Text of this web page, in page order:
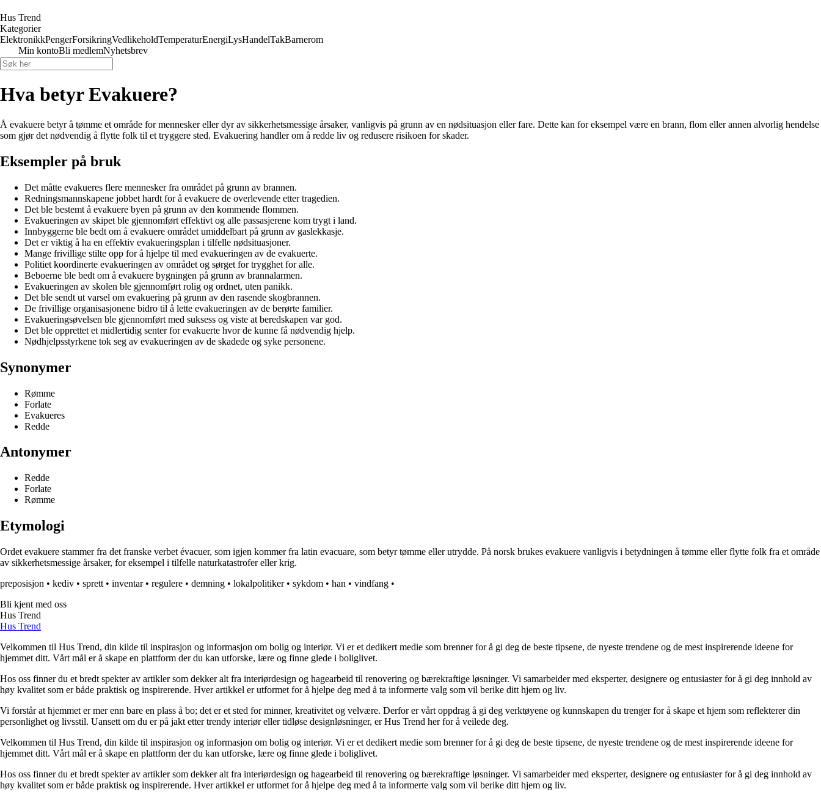
Hus Trend
Kategorier
ElektronikkPengerForsikringVedlikeholdTemperaturEnergiLysHandelTakBarnerom
Min kontoBli medlemNyhetsbrev
Hva betyr Evakuere?
Å evakuere betyr å tømme et område for mennesker eller dyr av sikkerhetsmessige årsaker, vanligvis på grunn av en nødsituasjon eller fare. Dette kan for eksempel være en brann, flom eller annen alvorlig hendelse
som gjør det nødvendig å flytte folk til et tryggere sted. Evakuering handler om å redde liv og redusere risikoen for skader.
Eksempler på bruk
Det måtte evakueres flere mennesker fra området på grunn av brannen.
Redningsmannskapene jobbet hardt for å evakuere de overlevende etter tragedien.
Det ble bestemt å evakuere byen på grunn av den kommende flommen.
Evakueringen av skipet ble gjennomført effektivt og alle passasjerene kom trygt i land.
Innbyggerne ble bedt om å evakuere området umiddelbart på grunn av gaslekkasje.
Det er viktig å ha en effektiv evakueringsplan i tilfelle nødsituasjoner.
Mange frivillige stilte opp for å hjelpe til med evakueringen av de evakuerte.
Politiet koordinerte evakueringen av området og sørget for trygghet for alle.
Beboerne ble bedt om å evakuere bygningen på grunn av brannalarmen.
Evakueringen av skolen ble gjennomført rolig og ordnet, uten panikk.
Det ble sendt ut varsel om evakuering på grunn av den rasende skogbrannen.
De frivillige organisasjonene bidro til å lette evakueringen av de berørte familier.
Evakueringsøvelsen ble gjennomført med suksess og viste at beredskapen var god.
Det ble opprettet et midlertidig senter for evakuerte hvor de kunne få nødvendig hjelp.
Nødhjelpsstyrkene tok seg av evakueringen av de skadede og syke personene.
Synonymer
Rømme
Forlate
Evakueres
Redde
Antonymer
Redde
Forlate
Rømme
Etymologi
Ordet evakuere stammer fra det franske verbet évacuer, som igjen kommer fra latin evacuare, som betyr tømme eller utrydde. På norsk brukes evakuere vanligvis i betydningen å tømme eller flytte folk fra et område
av sikkerhetsmessige årsaker, for eksempel i tilfelle naturkatastrofer eller krig.
preposisjon • kediv • sprett • inventar• regulere • demning • lokalpolitiker• sykdom • han • vindfang •
Bli kjent med oss
Hus Trend
Hus Trend
Velkommen til Hus Trend, din kilde til inspirasjon og informasjon om bolig og interiør. Vi er et dedikert medie som brenner for å gi deg de beste tipsene, de nyeste trendene og de mest inspirerende ideene for
hjemmet ditt. Vårt mål er å skape en plattform der du kan utforske, lære og finne glede i boliglivet.
Hos oss finner du et bredt spekter av artikler som dekker alt fra interiørdesign og hagearbeid til renovering og bærekraftige løsninger. Vi samarbeider med eksperter, designere og entusiaster for å gi deg innhold av
høy kvalitet som er både praktisk og inspirerende. Hver artikkel er utformet for å hjelpe deg med å ta informerte valg som vil berike ditt hjem og liv.
Vi forstår at hjemmet er mer enn bare en plass å bo; det er et sted for minner, kreativitet og velvære. Derfor er vårt oppdrag å gi deg verktøyene og kunnskapen du trenger for å skape et hjem som reflekterer din
personlighet og livsstil. Uansett om du er på jakt etter trendy interiør eller tidløse designløsninger, er Hus Trend her for å veilede deg.
Velkommen til Hus Trend, din kilde til inspirasjon og informasjon om bolig og interiør. Vi er et dedikert medie som brenner for å gi deg de beste tipsene, de nyeste trendene og de mest inspirerende ideene for
hjemmet ditt. Vårt mål er å skape en plattform der du kan utforske, lære og finne glede i boliglivet.
Hos oss finner du et bredt spekter av artikler som dekker alt fra interiørdesign og hagearbeid til renovering og bærekraftige løsninger. Vi samarbeider med eksperter, designere og entusiaster for å gi deg innhold av
høy kvalitet som er både praktisk og inspirerende. Hver artikkel er utformet for å hjelpe deg med å ta informerte valg som vil berike ditt hjem og liv.